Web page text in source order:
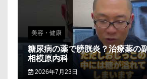
美容・健康
糖尿病の薬で膀胱炎？治療薬の
相模原内科
2026年7月23日